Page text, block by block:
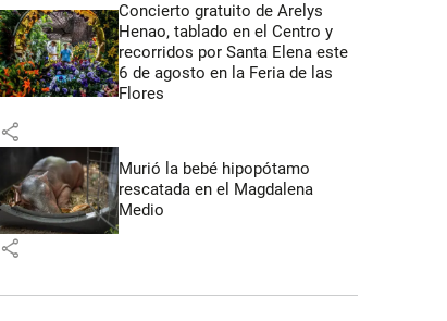
Concierto gratuito de Arelys
Henao, tablado en el Centro y
recorridos por Santa Elena este
6 de agosto en la Feria de las
Flores
share
Murió la bebé hipopótamo
rescatada en el Magdalena
Medio
share